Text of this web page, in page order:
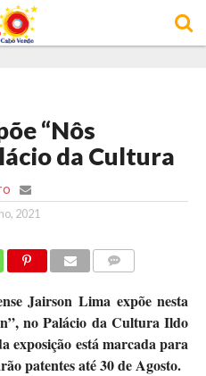
“Nôs
da Cultura
2021
Jairson Lima expõe nesta
no Palácio da Cultura Ildo
exposição está marcada para
patentes até 30 de Agosto.